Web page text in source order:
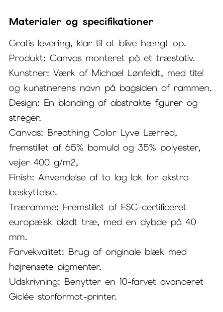
Materialer og specifikationer
Gratis levering, klar til at blive hængt op.
Produkt: Canvas monteret på et træstativ.
Kunstner: Værk af Michael Lønfeldt, med titel
og kunstnerens navn på bagsiden af rammen.
Design: En blanding af abstrakte figurer og
streger.
Canvas: Breathing Color Lyve Lærred,
fremstillet af 65% bomuld og 35% polyester,
vejer 400 g/m2,
Finish: Anvendelse af to lag lak for ekstra
beskyttelse.
Træramme: Fremstillet af FSC-certificeret
europæisk blødt træ, med en dybde på 40
mm.
Farvekvalitet: Brug af originale blæk med
højrensete pigmenter.
Udskrivning: Benytter en 10-farvet avanceret
Giclée storformat-printer.